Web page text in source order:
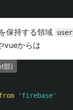
保持する領域 user
vueからは
部)
' firebase'